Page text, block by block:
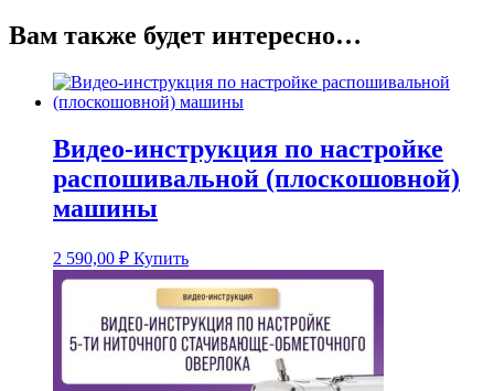
Вам также будет интересно…
Видео-инструкция по настройке
распошивальной (плоскошовной)
машины
2 590,00 ₽ Купить